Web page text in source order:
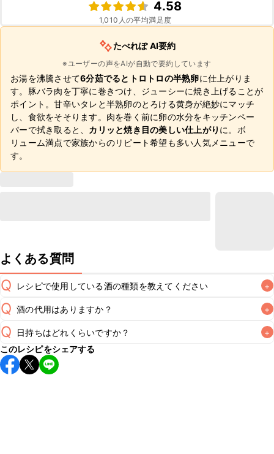
4.58
1,010 人の平均満足度
たべれぽ AI要約
※ユーザーの声をAIが自動で要約しています
お湯を沸騰させて6分茹でるとトロトロの半熟卵に仕上がりま
す。豚バラ肉を丁寧に巻きつけ、ジューシーに焼き上げることが
ポイント。甘辛いタレと半熟卵のとろける黄身が絶妙にマッチ
し、食欲をそそります。肉を巻く前に卵の水分をキッチンペー
パーで拭き取ると、 カリッと焼き目の美しい仕上がり に。ボ
リューム満点で家族からのリピート希望も多い人気メニューで
す。
よくある質問
Q レシピで使用している酒の種類を教えてください +
A
Q 酒の代用はありますか？ +
A
Q 日持ちはどれくらいですか？ +
保存期間は冷蔵で当日中が目安です。なるべくお早めにお召
し上がりください。
このレシピをシェアする